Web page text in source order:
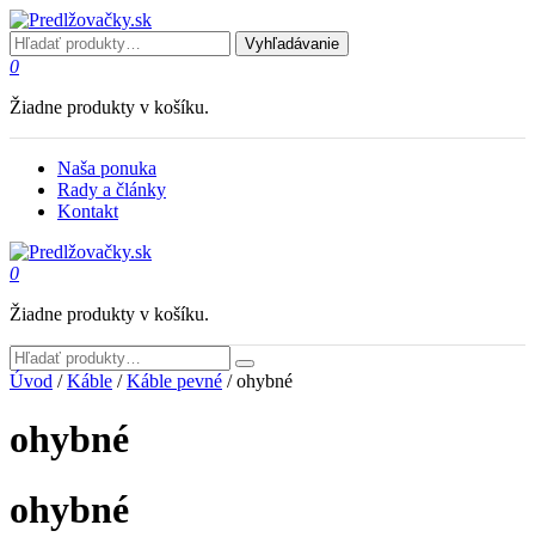
Vyhľadávanie
0
Žiadne produkty v košíku.
Naša ponuka
Rady a články
Kontakt
0
Žiadne produkty v košíku.
Úvod /Káble /Káble pevné / ohybné
ohybné
ohybné